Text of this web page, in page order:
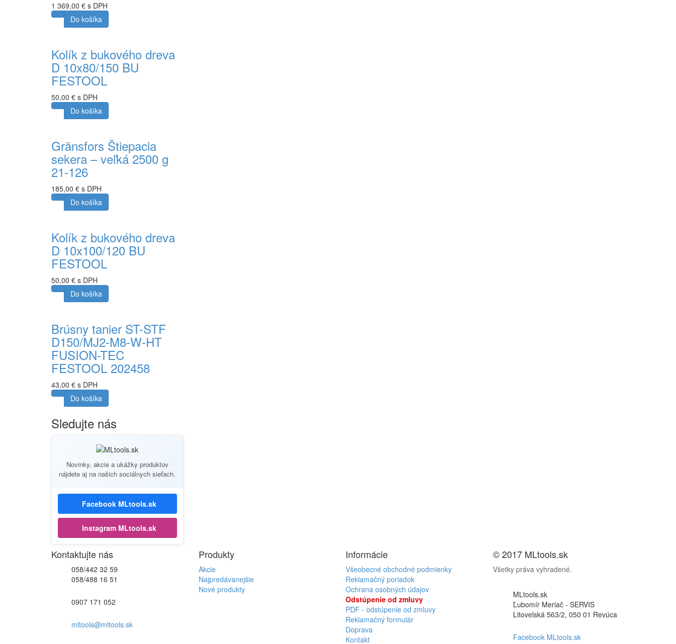
1 369,00 € s DPH
Do košíka
Kolík z bukového dreva
D 10x80/150 BU
FESTOOL
50,00 € s DPH
Do košíka
Gränsfors Štiepacia
sekera – veľká 2500 g
21-126
185,00 € s DPH
Do košíka
Kolík z bukového dreva
D 10x100/120 BU
FESTOOL
50,00 € s DPH
Do košíka
Brúsny tanier ST-STF
D150/MJ2-M8-W-HT
FUSION-TEC
FESTOOL 202458
43,00 € s DPH
Do košíka
Sledujte nás
Novinky, akcie a ukážky produktov
nájdete aj na našich sociálnych sieťach.
Facebook MLtools.sk
Instagram MLtools.sk
Kontaktujte nás
058/442 32 59
058/488 16 51
0907 171 052
mltools@mltools.sk
Produkty
Akcie
Najpredávanejšie
Nové produkty
Informácie
Všeobecné obchodné podmienky
Reklamačný poriadok
Ochrana osobných údajov
Odstúpenie od zmluvy
PDF - odstúpenie od zmluvy
Reklamačný formulár
Doprava
Kontakt
© 2017 MLtools.sk
Všetky práva vyhradené.
MLtools.sk
Ľubomír Meriač - SERVIS
Litovelská 563/2, 050 01 Revúca
Facebook MLtools.sk